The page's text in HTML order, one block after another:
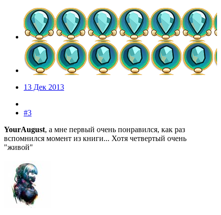
13 Дек 2013
#3
YourAugust, а мне первый очень понравился, как раз
вспомнился момент из книги... Хотя четвертый очень
"живой"